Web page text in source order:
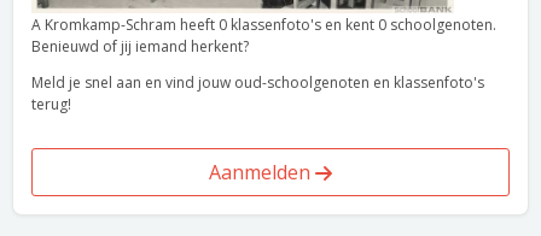
A Kromkamp-Schram heeft 0 klassenfoto's en kent 0 schoolgenoten.
Benieuwd of jij iemand herkent?
Meld je snel aan en vind jouw oud-schoolgenoten en klassenfoto's
terug!
Aanmelden